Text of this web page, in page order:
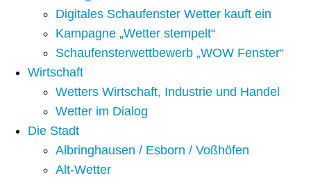
Digitales Schaufenster Wetter kauft ein
Kampagne „Wetter stempelt“
Schaufensterwettbewerb „WOW Fenster“
Wirtschaft
Wetters Wirtschaft, Industrie und Handel
Wetter im Dialog
Die Stadt
Albringhausen / Esborn / Voßhöfen
Alt-Wetter​